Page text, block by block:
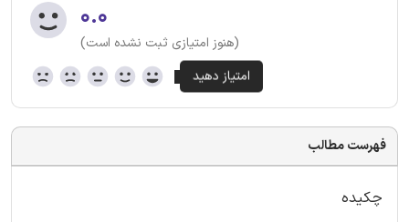
۰.۰
(هنوز امتیازی ثبت نشده است)
فهرست مطالب
چکیده